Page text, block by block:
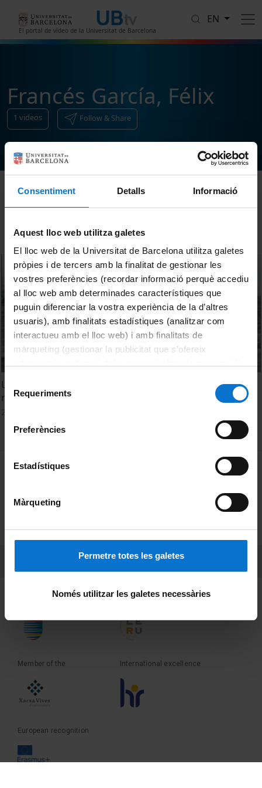
Consentiment Detalls Informació
Aquest lloc web utilitza galetes
El lloc web de la Universitat de Barcelona utilitza galetes
pròpies i de tercers amb la finalitat de gestionar les
vostres preferències (recordar informació perquè accediu
al lloc web amb determinades característiques que
puguin diferenciar la vostra experiència de la d’altres
usuaris), amb finalitats estadístiques (analitzar com
interactueu amb el lloc web) i amb finalitats de
màrqueting (gestionar la publicitat que s’ofereix
consultar laPolítica de galetes del lloc web de la
de Requeriments
Preferències
Estadístiques
Màrqueting
Permetre totes les galetes
Només utilitzar les galetes necessàries
El portal de vídeo de la Universitat de Barcelona
EN
Francés García, Félix
1 videos Follow & Share
Sort
Universo sostenible: ¿Se pueden evitar los desastres
naturales?
MENÚ PEU 1
Terms and privacy
Founder of the Member of the
Member of the International excellence
European recognition